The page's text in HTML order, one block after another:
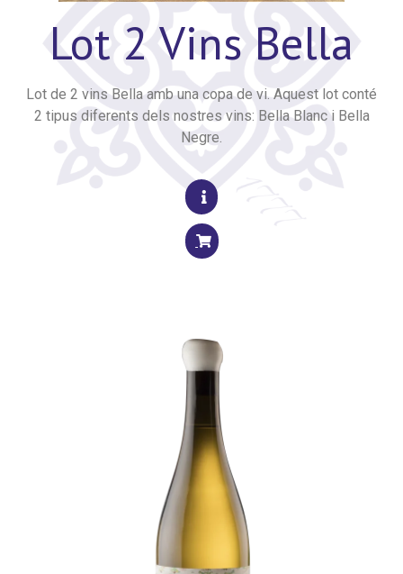
Lot 2 Vins Bella
Lot de 2 vins Bella amb una copa de vi. Aquest lot conté
2 tipus diferents dels nostres vins: Bella Blanc i Bella
Negre.